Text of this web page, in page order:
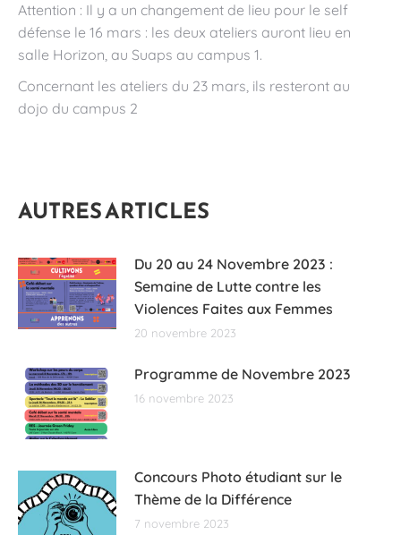
Attention : Il y a un changement de lieu pour le self
défense le 16 mars : les deux ateliers auront lieu en
salle Horizon, au Suaps au campus 1.
Concernant les ateliers du 23 mars, ils resteront au
dojo du campus 2
AUTRES ARTICLES
Du 20 au 24 Novembre 2023 :
Semaine de Lutte contre les
Violences Faites aux Femmes
20 novembre 2023
Programme de Novembre 2023
16 novembre 2023
Concours Photo étudiant sur le
Thème de la Différence
7 novembre 2023